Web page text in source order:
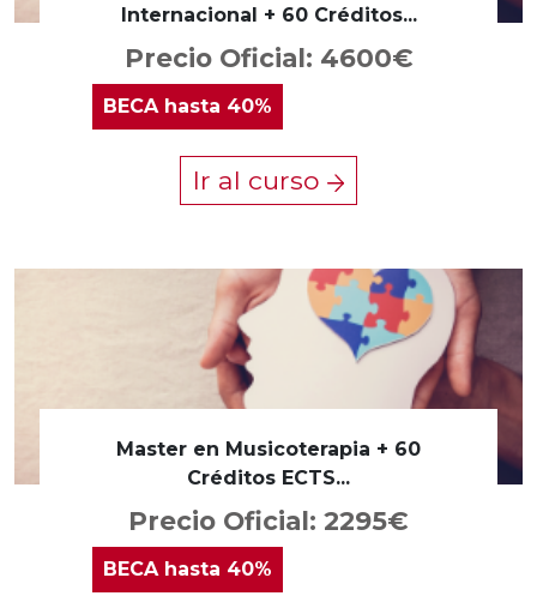
Internacional + 60 Créditos...
Precio Oficial: 4600€
BECAhasta 40%
Ir al curso
Master en Musicoterapia + 60
Créditos ECTS...
Precio Oficial: 2295€
BECA hasta 40%